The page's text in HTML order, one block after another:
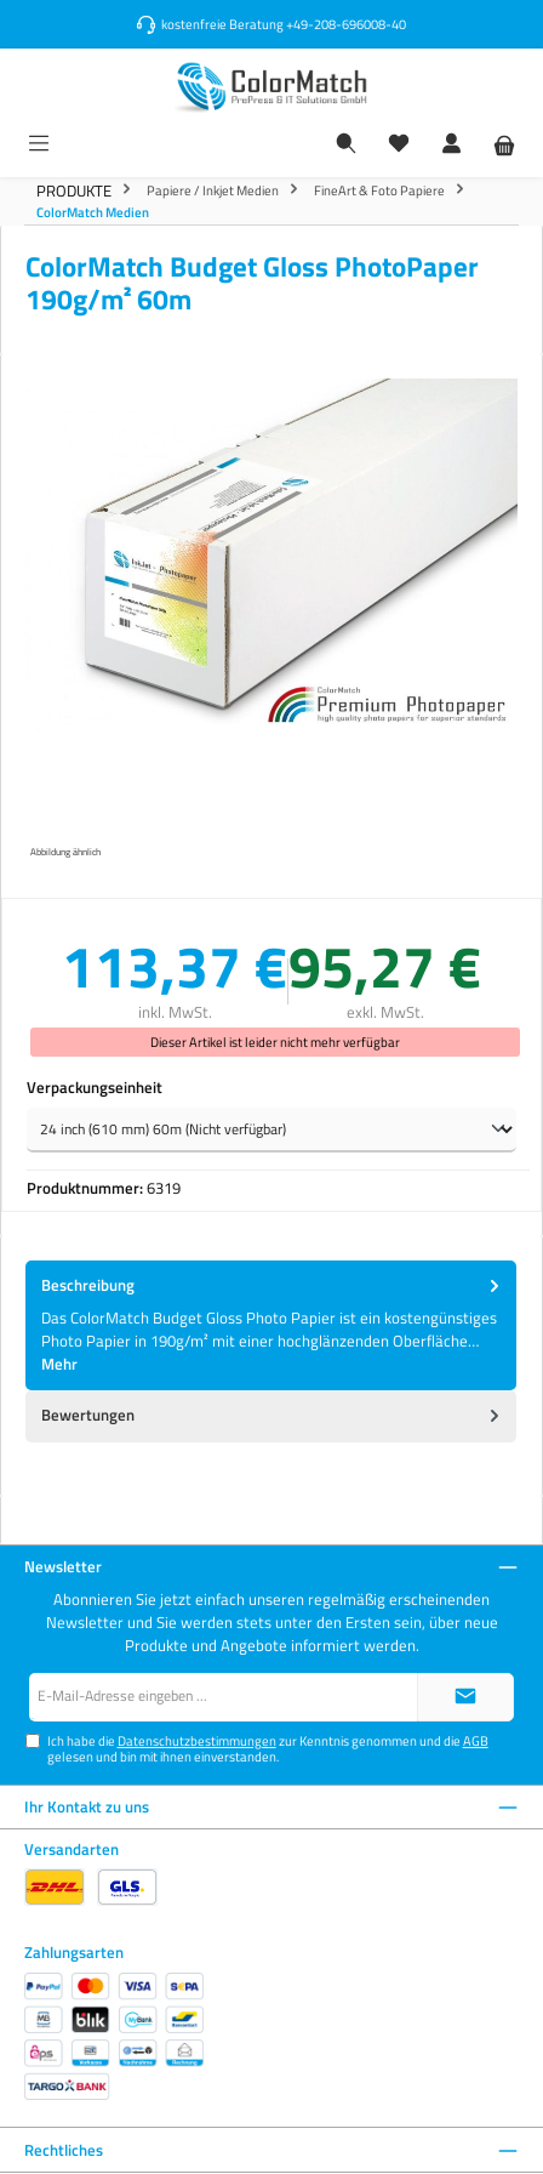
kostenfreie Beratung+49-208-696008-40
PRODUKTE Papiere / Inkjet Medien
FineArt & Foto Papiere
ColorMatch Medien
ColorMatch Budget Gloss PhotoPaper
190g/m² 60m
Abbildung ähnlich
113,37 €
inkl. MwSt.
95,27 €
exkl. MwSt.
Dieser Artikel ist leider nicht mehr verfügbar
Verpackungseinheitauswählen
Produktnummer:6319
Beschreibung
Das ColorMatch Budget Gloss Photo Papier ist ein kostengünstiges
Photo Papier in 190g/m² mit einer hochglänzenden Oberfläche…
Mehr
Bewertungen
Newsletter
Abonnieren Sie jetzt einfach unseren regelmäßig erscheinenden
Newsletter und Sie werden stets unter den Ersten sein, über neue
Produkte und Angebote informiert werden.
Ich habe die Datenschutzbestimmungenzur Kenntnis genommen und dieAGB
gelesen und bin mit ihnen einverstanden.
Ihr Kontakt zu uns
Versandarten
Zahlungsarten
Rechtliches